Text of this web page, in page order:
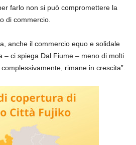
farlo non si può compromettere la
di commercio.
anche il commercio equo e solidale
– ci spiega Dal Fiume – meno di molti
rimane in crescita”.